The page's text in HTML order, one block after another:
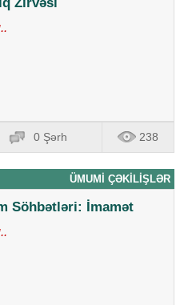
0 Şərh 238
ÜMUMI ÇƏKILIŞLƏR
Söhbətləri: İmamət